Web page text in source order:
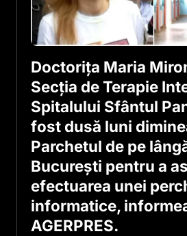
Doctoriţa Maria
Secţia de Terapie
Spitalului Sfântul
fost dusă luni
Parchetul de pe
Bucureşti pentru a
efectuarea unei
informatice,
AGERPRES.